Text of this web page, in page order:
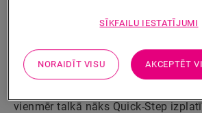
Tuvāk esošā izplatītāja
Vai vēlaties ātrāk redzēt šo grīdu
vienmēr talkā nāks Quick-Step
SĪKFAILU IESTATĪJUMI
NORAIDĪT VISU AKCEPTĒT